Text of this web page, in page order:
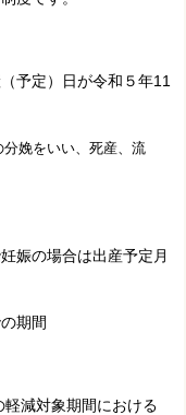
予定）日が令和５年11
娩をいい、死産、流
娠の場合は出産予定月
期間
減対象期間における